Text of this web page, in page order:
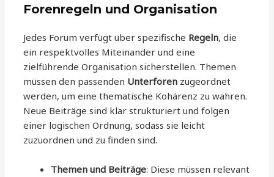
Forenregeln und Organisation
Jedes Forum verfügt über spezifische Regeln, die
ein respektvolles Miteinander und eine
zielführende Organisation sicherstellen. Themen
müssen den passenden Unterforen zugeordnet
werden, um eine thematische Kohärenz zu wahren.
Neue Beiträge sind klar strukturiert und folgen
einer logischen Ordnung, sodass sie leicht
zuzuordnen und zu finden sind.
Themen und Beiträge: Diese müssen relevant